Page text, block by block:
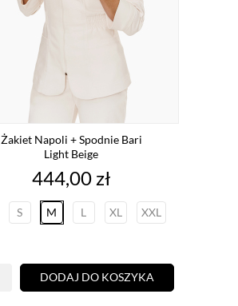
Żakiet Napoli + Spodnie Bari
Light Beige
Cena
444,00 zł
S M L XL XXL
DODAJ DO KOSZYKA